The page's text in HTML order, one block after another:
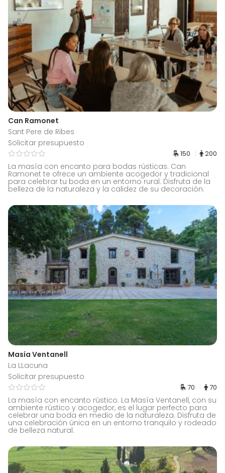
Can Ramonet
Sant Pere de Ribes
Solicitar presupuesto
150 200
La masía con encanto para bodas rústicas. Can
Ramonet te ofrece un ambiente acogedor y tradicional
para celebrar tu boda en un entorno rural. Disfruta de la
belleza de la naturaleza y la calidez de su decoración.
Masía Ventanell
La LLacuna
Solicitar presupuesto
70 70
La masía con encanto rústico. La Masía Ventanell, con su
ambiente rústico y acogedor, es el lugar perfecto para
celebrar una boda en medio de la naturaleza. Disfruta de
una celebración única en un entorno tranquilo y rodeado
de belleza natural.